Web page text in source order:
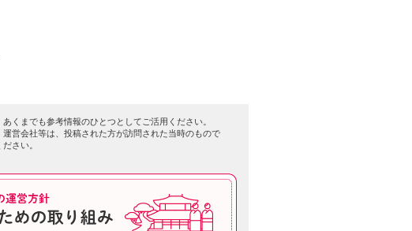
あくまでも参考情報のひとつとしてご活用ください。
営会社等は、投稿された方が訪問された当時のもので
さい。